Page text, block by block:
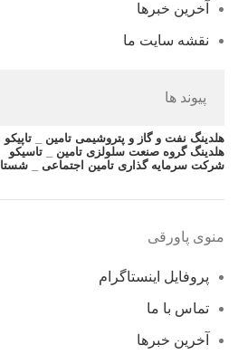
آخرین خبرها
نقشه سایت ما
پیوند ها
هلدینگ نفت و گاز و پتروشیمی تامین _ تاپیکو
هلدینگ گروه صنعت سلولزی تامین _ تاسیکو
شرکت سرمایه گذاری تامین اجتماعی _ شستا
منوی پاورقی
پروفایل اینستاگرام
تماس با ما
آخرین خبرها